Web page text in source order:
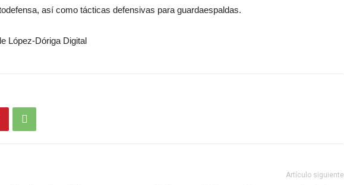
así como tácticas defensivas para guardaespaldas.
López-Dóriga Digital
Artículo siguiente